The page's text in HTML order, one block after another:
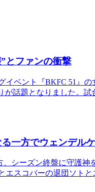
とファンの衝撃
ベント『BKFC 51』
が話題となりました。
一方でウェンデル
シーズン終盤に守護神
スコバーの退団ソト